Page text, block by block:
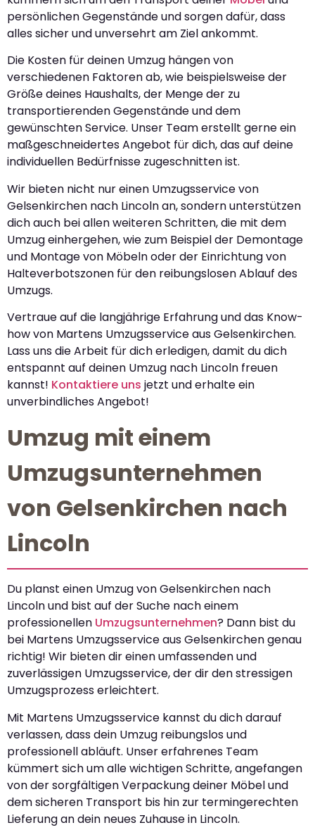
persönlichen Gegenstände und sorgen dafür, dass
alles sicher und unversehrt am Ziel ankommt.
Die Kosten für deinen Umzug hängen von
verschiedenen Faktoren ab, wie beispielsweise der
Größe deines Haushalts, der Menge der zu
transportierenden Gegenstände und dem
gewünschten Service. Unser Team erstellt gerne ein
maßgeschneidertes Angebot für dich, das auf deine
individuellen Bedürfnisse zugeschnitten ist.
Wir bieten nicht nur einen Umzugsservice von
Gelsenkirchen nach Lincoln an, sondern unterstützen
dich auch bei allen weiteren Schritten, die mit dem
Umzug einhergehen, wie zum Beispiel der Demontage
und Montage von Möbeln oder der Einrichtung von
Halteverbotszonen für den reibungslosen Ablauf des
Umzugs.
Vertraue auf die langjährige Erfahrung und das Know-
how von Martens Umzugsservice aus Gelsenkirchen.
Lass uns die Arbeit für dich erledigen, damit du dich
entspannt auf deinen Umzug nach Lincoln freuen
kannst! Kontaktiere uns jetzt und erhalte ein
unverbindliches Angebot!
Umzug mit einem
Umzugsunternehmen
von Gelsenkirchen nach
Lincoln
Du planst einen Umzug von Gelsenkirchen nach
Lincoln und bist auf der Suche nach einem
professionellen Umzugsunternehmen? Dann bist du
bei Martens Umzugsservice aus Gelsenkirchen genau
richtig! Wir bieten dir einen umfassenden und
zuverlässigen Umzugsservice, der dir den stressigen
Umzugsprozess erleichtert.
Mit Martens Umzugsservice kannst du dich darauf
verlassen, dass dein Umzug reibungslos und
professionell abläuft. Unser erfahrenes Team
kümmert sich um alle wichtigen Schritte, angefangen
von der sorgfältigen Verpackung deiner Möbel und
dem sicheren Transport bis hin zur termingerechten
Lieferung an dein neues Zuhause in Lincoln.